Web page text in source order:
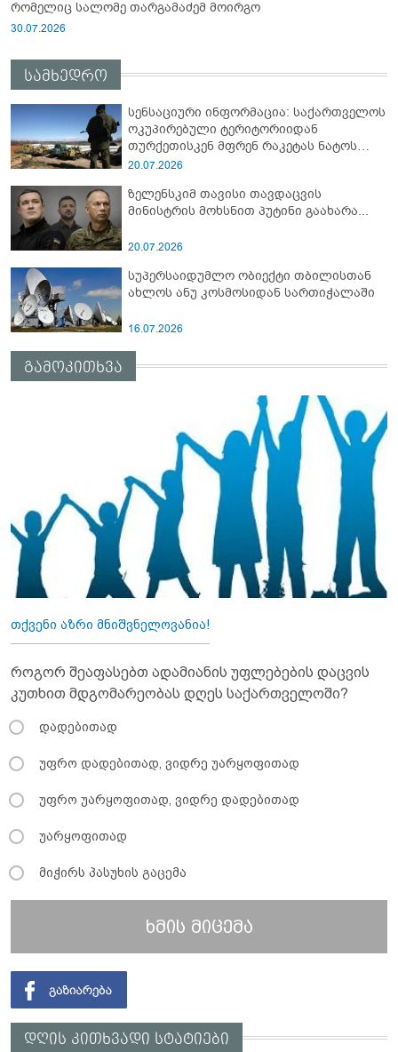
რომელიც სალომე თარგამაძემ მოირგო
30.07.2026
სამხედრო
სენსაციური ინფორმაცია: საქართველოს
ოკუპირებული ტერიტორიიდან
თურქეთისკენ მფრენ რაკეტას ნატოს
სამიტი კინაღამ ჩაუშლია
20.07.2026
ზელენსკიმ თავისი თავდაცვის
მინისტრის მოხსნით პუტინი გაახარა...
20.07.2026
სუპერსაიდუმლო ობიექტი თბილისთან
ახლოს ანუ კოსმოსიდან სართიჭალაში
16.07.2026
გამოკითხვა
თქვენი აზრი მნიშვნელოვანია!
როგორ შეაფასებთ ადამიანის უფლებების დაცვის
კუთხით მდგომარეობას დღეს საქართველოში?
დადებითად
უფრო დადებითად, ვიდრე უარყოფითად
უფრო უარყოფითად, ვიდრე დადებითად
უარყოფითად
მიჭირს პასუხის გაცემა
ხმის მიცემა
დღის კითხვადი სტატიები